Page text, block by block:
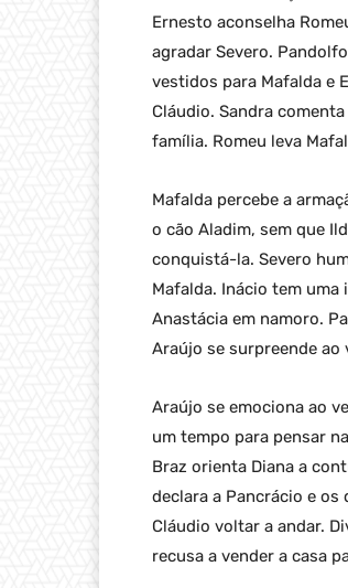
Ernesto aconselha
agradar Severo.
vestidos para Mafalda e
Cláudio. Sandra
família. Romeu leva
Mafalda percebe a
o cão Aladim, sem que
conquistá-la. Severo
Mafalda. Inácio tem uma
Anastácia em namoro.
Araújo se surpreende ao
Araújo se emociona ao
um tempo para pensar
Braz orienta Diana a
declara a Pancrácio e os
Cláudio voltar a andar.
recusa a vender a casa